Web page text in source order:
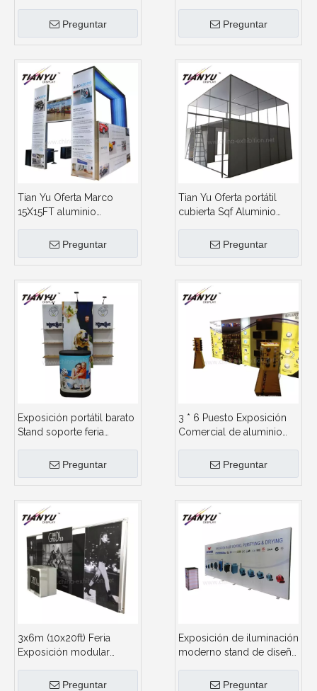
ExposiciónPreguntar
lado abiertoPreguntar
Tian Yu Oferta Marco
15X15FT aluminio
exposiciones stand de
Preguntar
Tian Yu Oferta portátil
cubierta Sqf Aluminio
ComercialPreguntar
Exposición portátil barato
Stand soporte feria
visualizaciónPreguntar
3 * 6 Puesto Exposición
Comercial de aluminio
Visualización de puesto
Preguntar
3x6m (10x20ft) Feria
Exposición modular
fondo de pantalla
Preguntar
Exposición de iluminación
moderno stand de diseño
Preguntar